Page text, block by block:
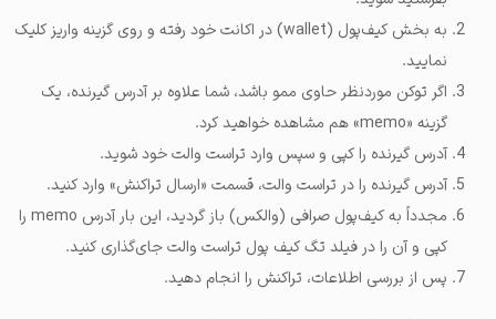
به بخش کیف‌پول (wallet) در اکانت خود رفته و روی گزینه واریز کلیک
نمایید.
اگر توکن موردنظر حاوی ممو باشد، شما علاوه بر آدرس گیرنده، یک
گزینه «memo» هم مشاهده خواهید کرد.
آدرس گیرنده را کپی و سپس وارد تراست والت خود شوید.
آدرس گیرنده را در تراست والت، قسمت «ارسال تراکنش» وارد کنید.
مجدداً به کیف‌پول صرافی (والکس) باز گردید، این بار آدرس memo را
کپی و آن را در فیلد تگ کیف پول تراست والت جای‌گذاری کنید.
پس از بررسی اطلاعات، تراکنش را انجام دهید.